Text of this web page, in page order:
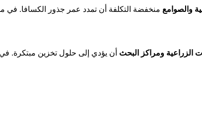
والصوامع منخفضة التكلفة أن تمدد عمر جذور الكسافا. في
الزراعية ومراكز البحث